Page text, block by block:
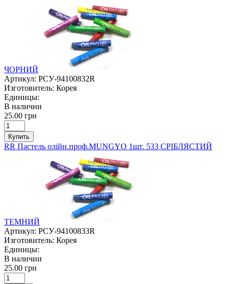
ЧОРНИЙ
Артикул: РСУ-94100832R
Изготовитель: Корея
Единицы:
В наличии
25.00 грн
Купить
RR Пастель олійн.проф.MUNGYO 1шт. 533 СРІБЛЯСТИЙ
ТЕМНИЙ
Артикул: РСУ-94100833R
Изготовитель: Корея
Единицы:
В наличии
25.00 грн